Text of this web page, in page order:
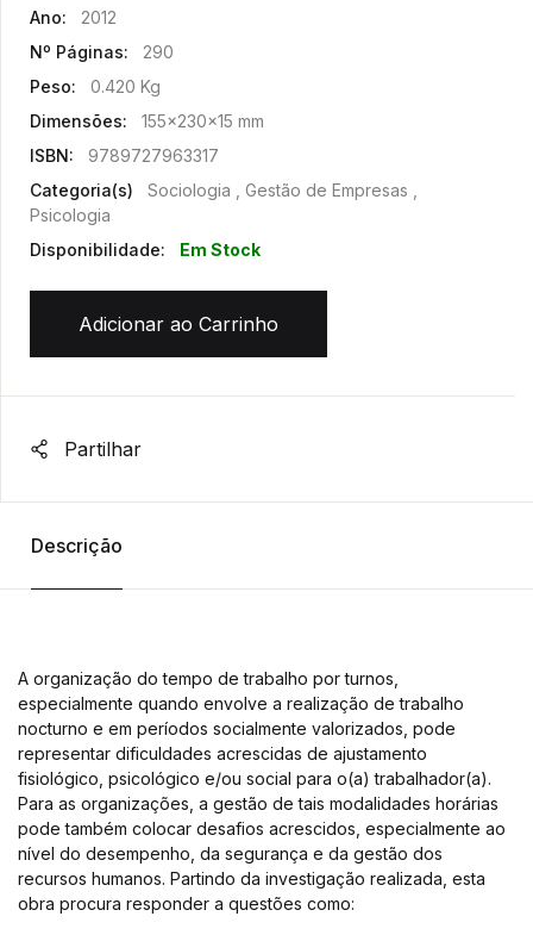
Ano:
2012
Nº Páginas:
290
Peso:
0.420 Kg
Dimensões:
155x230x15 mm
ISBN:
9789727963317
Categoria(s)
Sociologia , Gestão de Empresas ,
Psicologia
Disponibilidade:
Em Stock
Adicionar ao Carrinho
Partilhar
Descrição
A organização do tempo de trabalho por turnos,
especialmente quando envolve a realização de trabalho
nocturno e em períodos socialmente valorizados, pode
representar dificuldades acrescidas de ajustamento
fisiológico, psicológico e/ou social para o(a) trabalhador(a).
Para as organizações, a gestão de tais modalidades horárias
pode também colocar desafios acrescidos, especialmente ao
nível do desempenho, da segurança e da gestão dos
recursos humanos. Partindo da investigação realizada, esta
obra procura responder a questões como: